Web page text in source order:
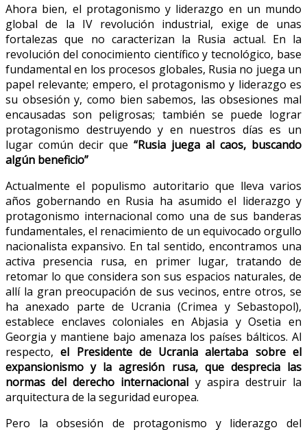
Ahora bien, el protagonismo y liderazgo en un mundo
global de la IV revolución industrial, exige de unas
fortalezas que no caracterizan la Rusia actual. En la
revolución del conocimiento científico y tecnológico, base
fundamental en los procesos globales, Rusia no juega un
papel relevante; empero, el protagonismo y liderazgo es
su obsesión y, como bien sabemos, las obsesiones mal
encausadas son peligrosas; también se puede lograr
protagonismo destruyendo y en nuestros días es un
lugar común decir que “Rusia juega al caos, buscando
algún beneficio”
Actualmente el populismo autoritario que lleva varios
años gobernando en Rusia ha asumido el liderazgo y
protagonismo internacional como una de sus banderas
fundamentales, el renacimiento de un equivocado orgullo
nacionalista expansivo. En tal sentido, encontramos una
activa presencia rusa, en primer lugar, tratando de
retomar lo que considera son sus espacios naturales, de
allí la gran preocupación de sus vecinos, entre otros, se
ha anexado parte de Ucrania (Crimea y Sebastopol),
establece enclaves coloniales en Abjasia y Osetia en
Georgia y mantiene bajo amenaza los países bálticos. Al
respecto,el Presidente de Ucrania alertaba sobre el
expansionismo y la agresión rusa, que desprecia las
normas del derecho internacional y aspira destruir la
arquitectura de la seguridad europea.
Pero la obsesión de protagonismo y liderazgo del